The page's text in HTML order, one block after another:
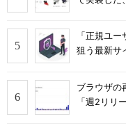
「正規ユ
狙う最新サ
ブラウザ
「週2リリ